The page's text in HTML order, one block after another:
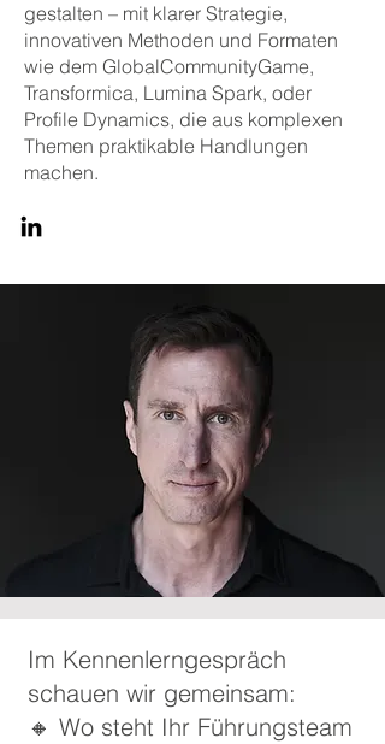
gestalten – mit klarer Strategie,
innovativen Methoden und Formaten
wie dem GlobalCommunityGame,
Transformica, Lumina Spark, oder
Profile Dynamics, die aus komplexen
Themen praktikable Handlungen
machen.
Im Kennenlerngespräch
schauen wir gemeinsam:
🔸 Wo steht Ihr Führungsteam